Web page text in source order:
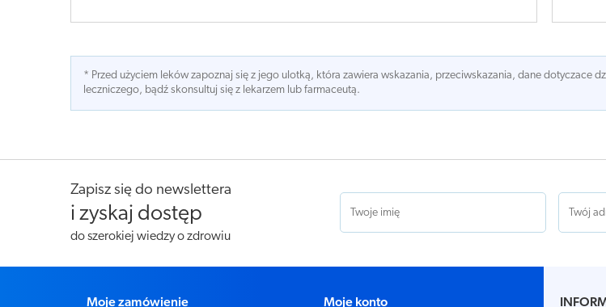
* Przed użyciem leków zapoznaj się z jego ulotką, która zawiera wskazania, przeciwskazania, dane dotyczace
leczniczego, bądź skonsultuj się z lekarzem lub farmaceutą.
Zapisz się do newslettera
i zyskaj dostęp
do szerokiej wiedzy o zdrowiu
Moje zamówienie Moje konto